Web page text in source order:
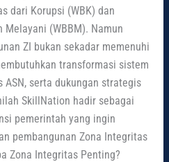
dari Korupsi (WBK) dan
(WBBM). Namun
ZI bukan sekadar memenuhi
transformasi sistem
ASN, serta dukungan strategis
SkillNation hadir sebagai
pemerintah yang ingin
pembangunan Zona Integritas
Zona Integritas Penting?